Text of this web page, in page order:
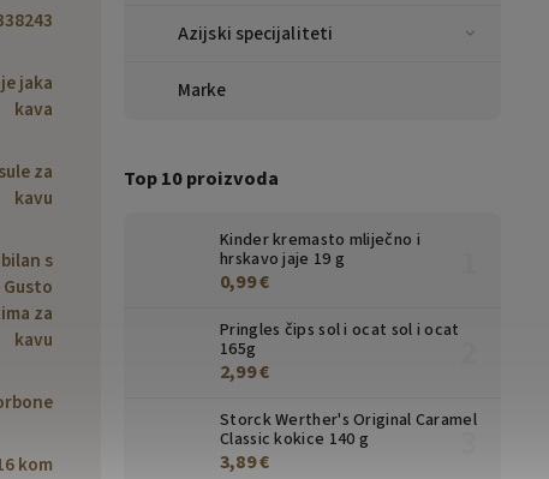
Azijski specijaliteti
Marke
Top 10 proizvoda
Kinder kremasto mliječno i
hrskavo jaje 19 g
0,99 €
Pringles čips sol i ocat sol i ocat
165g
2,99 €
Storck Werther's Original Caramel
Classic kokice 140 g
3,89 €
jaka
kava
za
kavu
s
za
kavu
kom